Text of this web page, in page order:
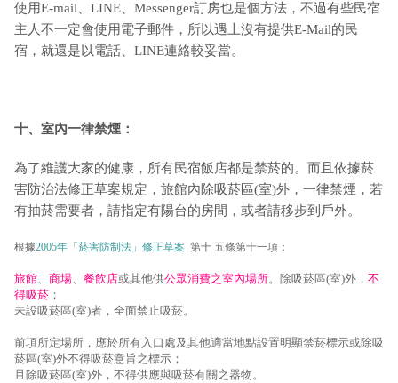
使用E-mail、LINE、Messenger訂房也是個方法，不過有些民宿
主人不一定會使用電子郵件，所以遇上沒有提供E-Mail的民
宿，就還是以電話、LINE連絡較妥當。
十、室內一律禁煙：
為了維護大家的健康，所有民宿飯店都是禁菸的。而且依據菸
害防治法修正草案規定，旅館內除吸菸區(室)外，一律禁煙，若
有抽菸需要者，請指定有陽台的房間，或者請移步到戶外。
根據2005年「菸害防制法」修正草案 第十 五條第十一項：
旅館、 商場、 餐飲店或其他供公眾消費之室內場所。除吸菸區(室)外， 不
得吸菸 ；
未設吸菸區(室)者，全面禁止吸菸。
前項所定場所，應於所有入口處及其他適當地點設置明顯禁菸標示或除吸
菸區(室)外不得吸菸意旨之標示；
且除吸菸區(室)外，不得供應與吸菸有關之器物。